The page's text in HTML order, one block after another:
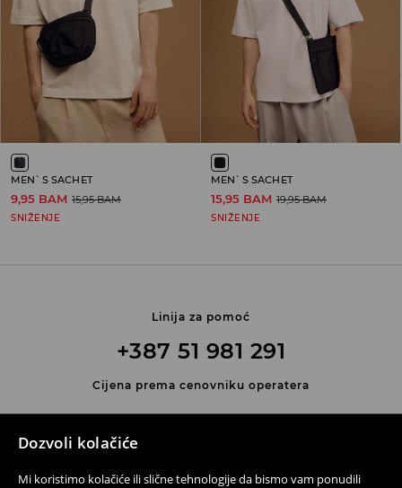
Dozvoli kolačiće
Mi koristimo kolačiće ili slične tehnologije da bismo vam ponudili
MEN`S SACHET
9,95 BAM 15,95 BAM
SNIŽENJE
MEN`S SACHET
15,95 BAM 19,95 BAM
SNIŽENJE
Linija za pomoć
+387 51 981 291
Cijena prema cenovniku operatera